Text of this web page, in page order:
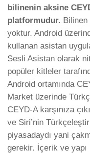
bilinenin aksine
platformudur.
yoktur. Android
kullanan asistan
Sesli Asistan olarak
popüler kitleler
Android ortamında
Market üzerinde
CEYD-A karşınıza
ve Siri’nin
piyasadaydı yani
gerekir. İçerik ve